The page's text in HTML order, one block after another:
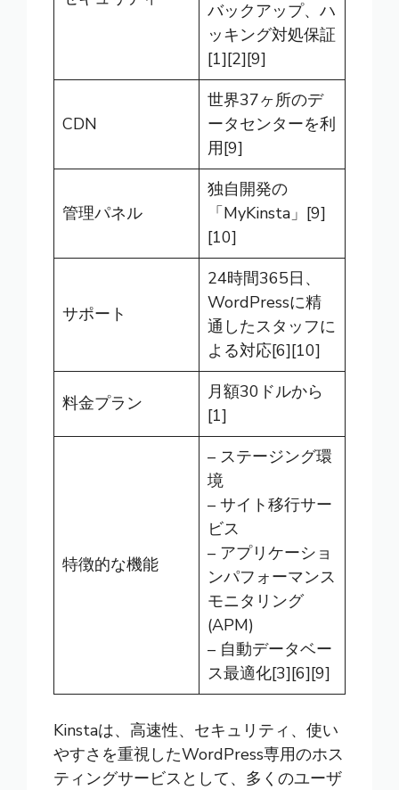
バックアップ、ハ
ッキング対処保証
[1][2][9]
CDN
世界37ヶ所のデ
ータセンターを利
用[9]
管理パネル
独自開発の
「MyKinsta」[9]
[10]
サポート
24時間365日、
WordPressに精
通したスタッフに
よる対応[6][10]
料金プラン
月額30ドルから
[1]
特徴的な機能
– ステージング環
境
– サイト移行サー
ビス
– アプリケーショ
ンパフォーマンス
モニタリング
(APM)
– 自動データベー
ス最適化[3][6][9]
Kinstaは、高速性、セキュリティ、使い
やすさを重視したWordPress専用のホス
ティングサービスとして、多くのユーザ